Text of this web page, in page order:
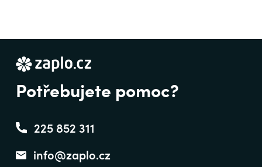
Potřebujete pomoc?
225 852 311
info@zaplo.cz